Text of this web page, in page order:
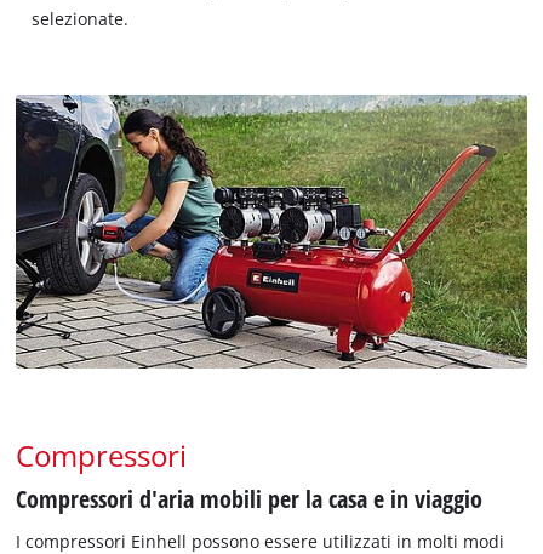
English
selezionate.
Compressori
Compressori d'aria mobili per la casa e in viaggio
I compressori Einhell possono essere utilizzati in molti modi